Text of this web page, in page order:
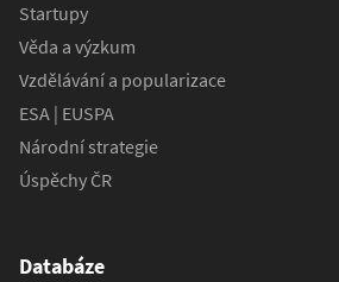
Startupy
Věda a výzkum
Vzdělávání a popularizace
ESA | EUSPA
Národní strategie
Úspěchy ČR
Databáze